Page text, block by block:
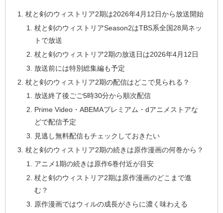
杖と剣のウィストリア2期は2026年4月12日から放送開始
杖と剣のウィストリアSeason2はTBS系全国28局ネッ
トで放送
杖と剣のウィストリア2期の放送日は2026年4月12日
放送前には特別総集編も予定
杖と剣のウィストリア2期の配信はどこで見られる？
放送終了後ごご5時30分から順次配信
Prime Video・ABEMAプレミアム・dアニメストアな
どで配信予定
見逃し無料配信もチェックしておきたい
杖と剣のウィストリア2期の続きは原作漫画の何巻から？
アニメ1期の続きは原作6巻付近が目安
杖と剣のウィストリア2期は原作漫画のどこまで進
む？
原作漫画ではウィルの成長がさらに濃く味わえる